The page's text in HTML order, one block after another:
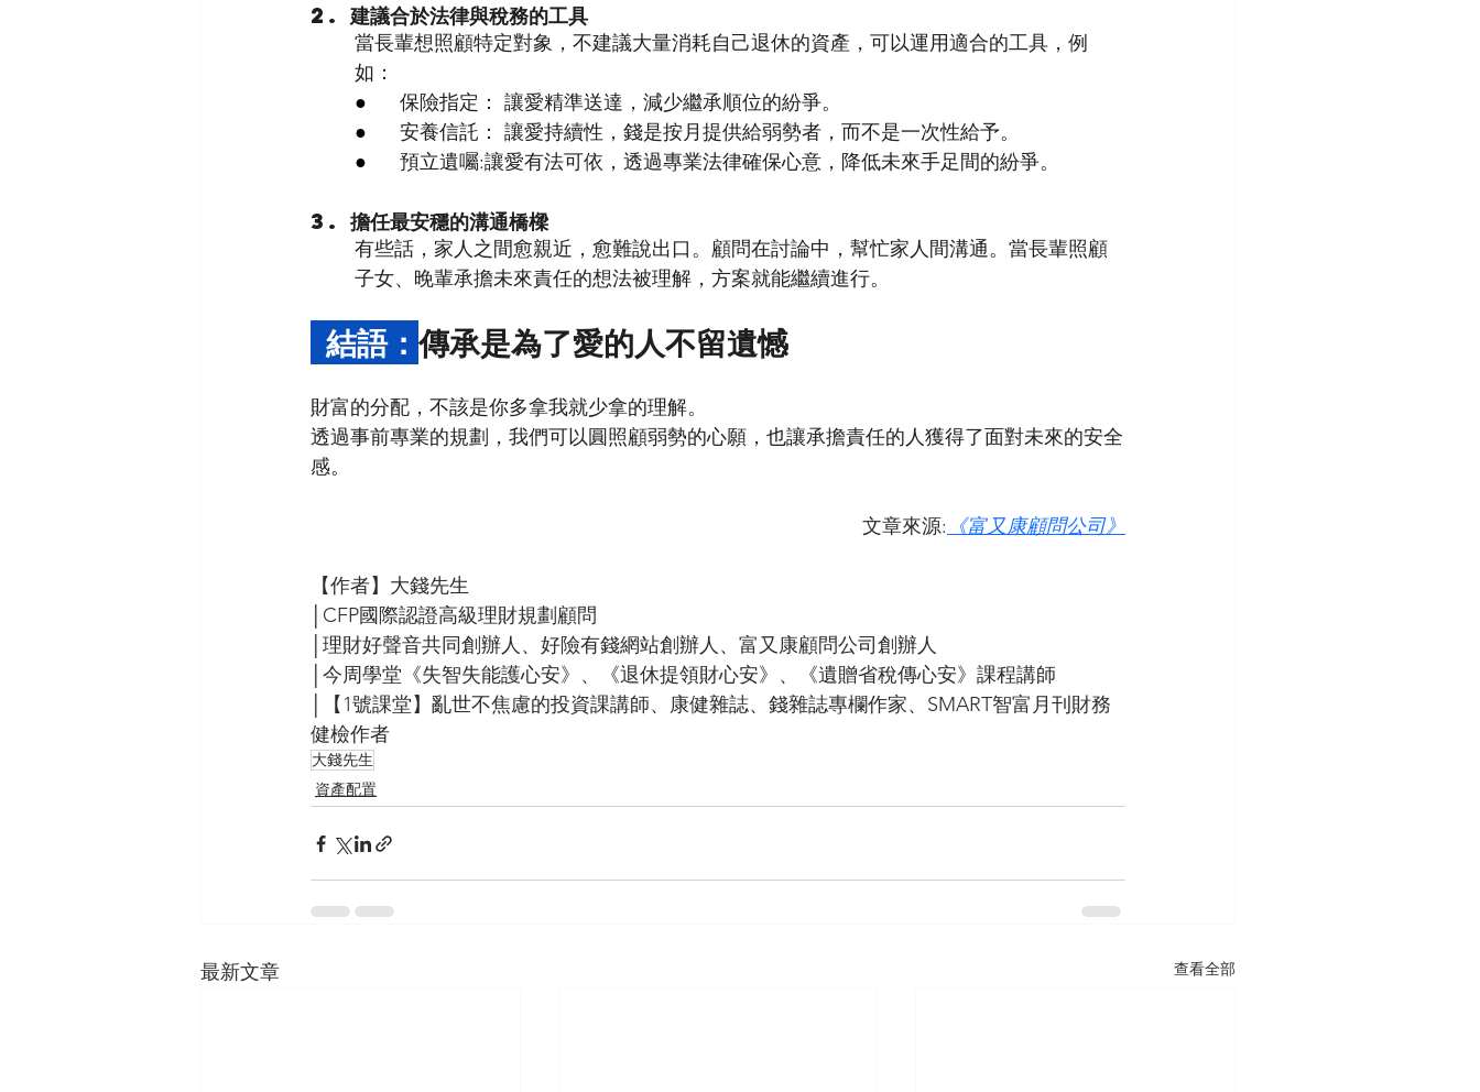
2. 建議合於法律與稅務的工具
當長輩想照顧特定對象，不建議大量消耗自己退休的資產，可以運用適合的工具，例
如：
● 保險指定： 讓愛精準送達，減少繼承順位的紛爭。
● 安養信託： 讓愛持續性，錢是按月提供給弱勢者，而不是一次性給予。
● 預立遺囑:讓愛有法可依，透過專業法律確保心意，降低未來手足間的紛爭。
3. 擔任最安穩的溝通橋樑
有些話，家人之間愈親近，愈難說出口。顧問在討論中，幫忙家人間溝通。當長輩照顧
子女、晚輩承擔未來責任的想法被理解，方案就能繼續進行。
結語：傳承是為了愛的人不留遺憾
財富的分配，不該是你多拿我就少拿的理解。
透過事前專業的規劃，我們可以圓照顧弱勢的心願，也讓承擔責任的人獲得了面對未來的安全
感。
文章來源: 《富又康顧問公司》
【作者】大錢先生
│CFP國際認證高級理財規劃顧問
│理財好聲音共同創辦人、好險有錢網站創辦人、富又康顧問公司創辦人
│今周學堂 《失智失能護心安》 、 《退休提領財心安》 、
《遺贈省稅傳心安》課程講師
│【1號課堂】亂世不焦慮的投資課講師、康健雜誌、錢雜誌專欄作家、SMART智富月刊財務
健檢作者
大錢先生
資產配置
最新文章 查看全部